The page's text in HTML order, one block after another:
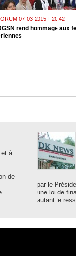
07-03-2015 | 20:42
rend hommage aux
et à
de
par le
une loi de
autant le ress